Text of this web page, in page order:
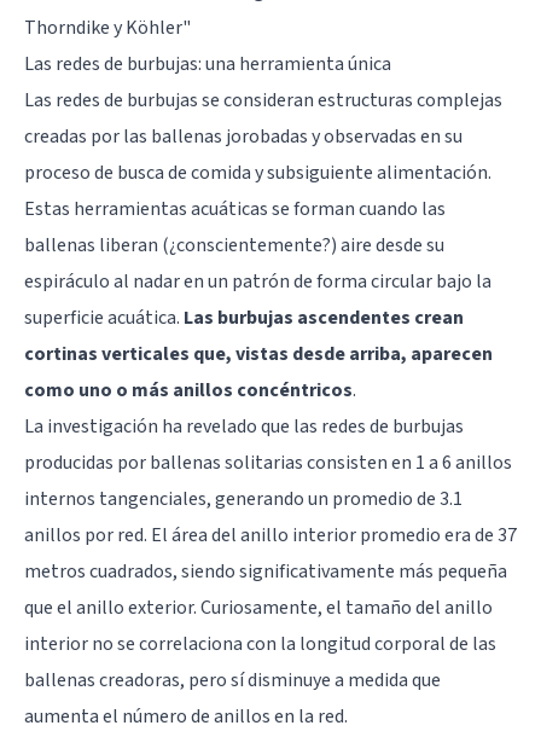
Thorndike y Köhler"
Las redes de burbujas: una herramienta única
Las redes de burbujas se consideran estructuras complejas
creadas por las ballenas jorobadas y observadas en su
proceso de busca de comida y subsiguiente alimentación.
Estas herramientas acuáticas se forman cuando las
ballenas liberan (¿conscientemente?) aire desde su
espiráculo al nadar en un patrón de forma circular bajo la
superficie acuática. Las burbujas ascendentes crean
cortinas verticales que, vistas desde arriba, aparecen
como uno o más anillos concéntricos.
La investigación ha revelado que las redes de burbujas
producidas por ballenas solitarias consisten en 1 a 6 anillos
internos tangenciales, generando un promedio de 3.1
anillos por red. El área del anillo interior promedio era de 37
metros cuadrados, siendo significativamente más pequeña
que el anillo exterior. Curiosamente, el tamaño del anillo
interior no se correlaciona con la longitud corporal de las
ballenas creadoras, pero sí disminuye a medida que
aumenta el número de anillos en la red.